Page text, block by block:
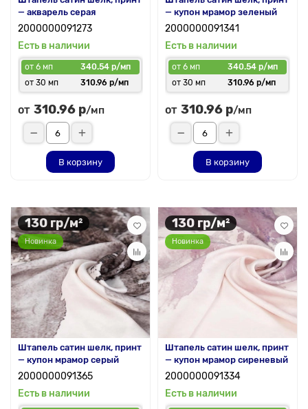
— акварель серая
2000000091273
Есть в наличии
от 6 мп
340.54 р/мп
от 30 мп
310.96 р/мп
от 310.96 р/мп
В корзину
— купон мрамор зеленый
2000000091341
Есть в наличии
от 6 мп
340.54 р/мп
от 30 мп
310.96 р/мп
от 310.96 р/мп
В корзину
130 гр/м²
Новинка
Штапель сатин шелк, принт
— купон мрамор серый
2000000091365
Есть в наличии
130 гр/м²
Новинка
Штапель сатин шелк, принт
— купон мрамор сиреневый
2000000091334
Есть в наличии